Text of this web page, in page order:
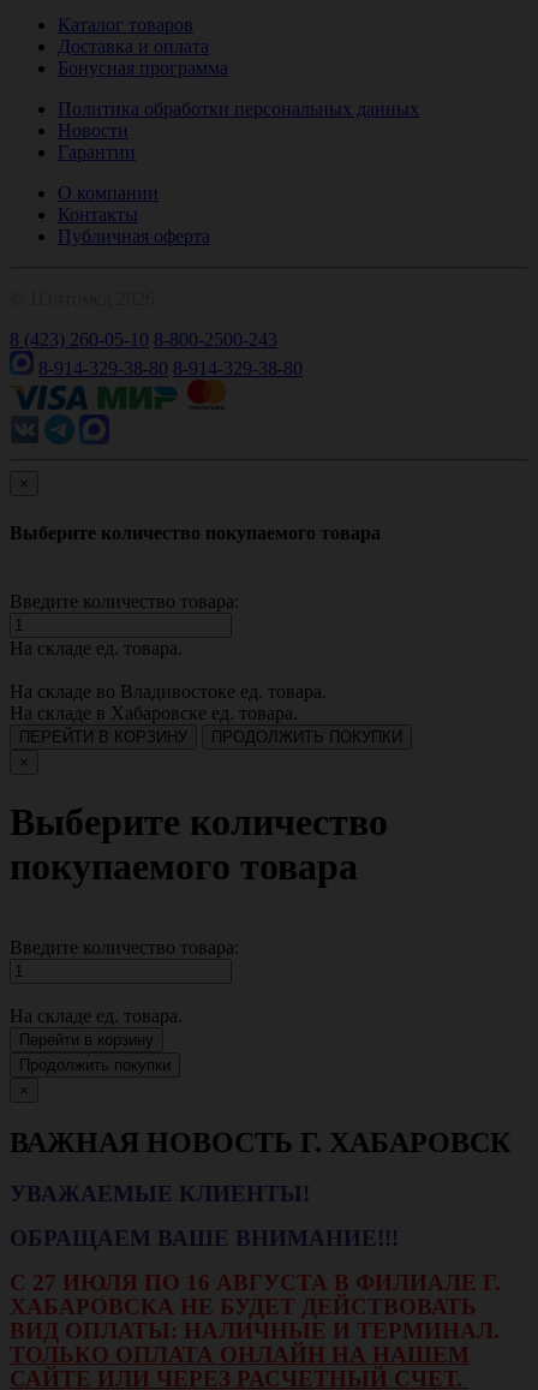
Каталог товаров
Доставка и оплата
Бонусная программа
Политика обработки персональных данных
Новости
Гарантии
О компании
Контакты
Публичная оферта
8 (423) 260-05-10 8-800-2500-243
8-914-329-38-80 8-914-329-38-80
×
Выберите количество покупаемого товара
Введите количество товара:
На складе ед. товара.
На складе во Владивостоке ед. товара.
На складе в Хабаровске ед. товара.
ПЕРЕЙТИ В КОРЗИНУ
ПРОДОЛЖИТЬ ПОКУПКИ
×
Выберите количество
покупаемого товара
Введите количество товара:
На складе ед. товара.
Перейти в корзину
Продолжить покупки
×
ВАЖНАЯ НОВОСТЬ Г. ХАБАРОВСК
УВАЖАЕМЫЕ КЛИЕНТЫ!
ОБРАЩАЕМ ВАШЕ ВНИМАНИЕ!!!
С 27 ИЮЛЯ ПО 16 АВГУСТА В ФИЛИАЛЕ Г.
ХАБАРОВСКА НЕ БУДЕТ ДЕЙСТВОВАТЬ
ВИД ОПЛАТЫ: НАЛИЧНЫЕ И ТЕРМИНАЛ.
ТОЛЬКО ОПЛАТА ОНЛАЙН НА НАШЕМ
САЙТЕ ИЛИ ЧЕРЕЗ РАСЧЕТНЫЙ СЧЕТ.